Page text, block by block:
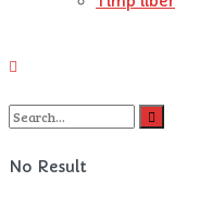
No Result